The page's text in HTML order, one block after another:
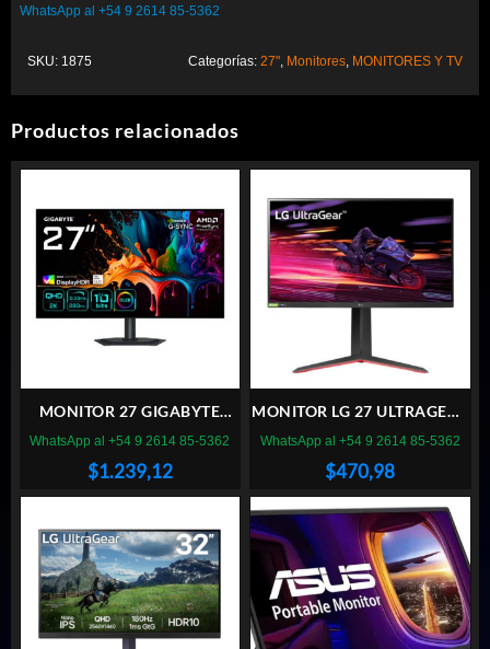
WhatsApp al +54 9 2614 85-5362
SKU: 1875 Categorías: 27" Monitores MONITORES Y TV
Productos relacionados
MONITOR 27 GIGABYTE
MO27Q28G GAMING OLED
$1.239,12
WhatsApp al +54 9 2614 85-5362
MONITOR LG 27 ULTRAGEAR
27GP750-B FULL HD 240 Hz
$470,98
WhatsApp al +54 9 2614 85-5362